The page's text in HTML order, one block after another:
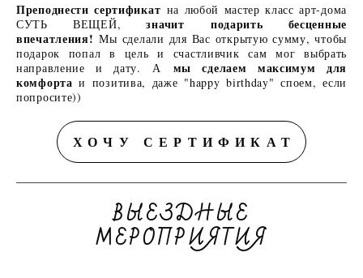
Преподнести сертификат на любой мастер класс арт-дома
СУТЬ ВЕЩЕЙ,значит подарить бесценные
впечатления!Мы сделали для Вас открытую сумму, чтобы
подарок попал в цель и счастливчик сам мог выбрать
направление и дату. А мы сделаем максимум для
комфорта и позитива, даже "happy birthday" споем, если
попросите))
ХОЧУ СЕРТИФИКАТ
ВЫЕЗДНЫЕ
МЕРОПРИЯТИЯ